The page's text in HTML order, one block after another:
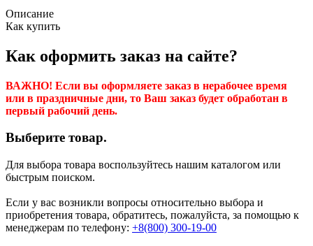
Описание
Как купить
Как оформить заказ на сайте?
ВАЖНО! Если вы оформляете заказ в нерабочее время
или в праздничные дни, то Ваш заказ будет обработан в
первый рабочий день.
Выберите товар.
Для выбора товара воспользуйтесь нашим каталогом или
быстрым поиском.
Если у вас возникли вопросы относительно выбора и
приобретения товара, обратитесь, пожалуйста, за помощью к
менеджерам по телефону: +8(800) 300-19-00